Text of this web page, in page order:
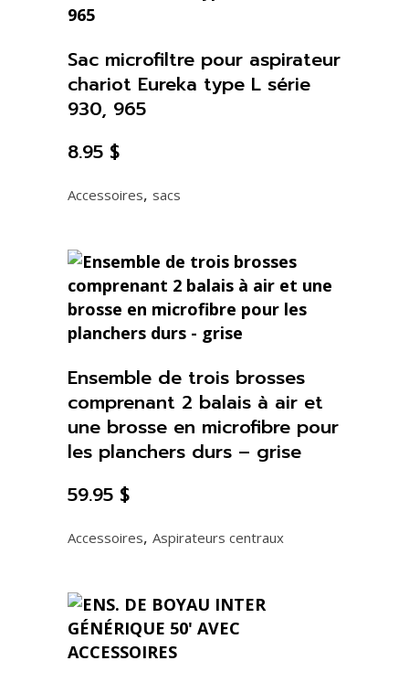
Accessoires, sacs
Sac microfiltre pour aspirateur
chariot Eureka type L série
930, 965
8.95 $
Accessoires, Aspirateurs centraux
Ensemble de trois brosses
comprenant 2 balais à air et
une brosse en microfibre pour
les planchers durs – grise
59.95 $